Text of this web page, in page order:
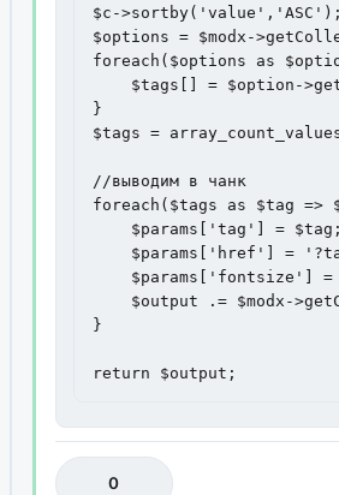
$c->sortby('value','ASC');
$options = $modx-
foreach($options as
$tags[] = $option-
}
$tags =
//выводим в чанк
foreach($tags as $tag =>
    $params['tag'] = $tag;
$params['href'] =
$params['fontsize'] =
$output .= $modx-
}
return $output;
0